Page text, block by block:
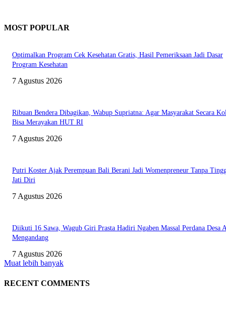
MOST POPULAR
Optimalkan Program Cek Kesehatan Gratis, Hasil Pemeriksaan Jadi Dasar
Program Kesehatan
7 Agustus 2026
Ribuan Bendera Dibagikan, Wabup Supriatna: Agar Masyarakat Secara
Bisa Merayakan HUT RI
7 Agustus 2026
Putri Koster Ajak Perempuan Bali Berani Jadi Womenpreneur Tanpa
Jati Diri
7 Agustus 2026
Diikuti 16 Sawa, Wagub Giri Prasta Hadiri Ngaben Massal Perdana Desa
Mengandang
7 Agustus 2026
Muat lebih banyak
RECENT COMMENTS